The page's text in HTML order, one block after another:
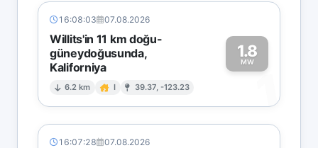
16:08:03 07.08.2026
Willits'in 11 km doğu-
güneydoğusunda,
Kaliforniya
6.2 km I 39.37, -123.23
1.8
MW
1
16:07:28 07.08.2026